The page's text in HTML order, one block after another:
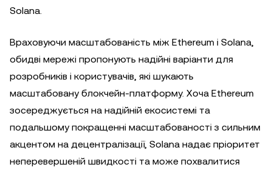
Solana.
Враховуючи масштабованість між Ethereum і Solana,
обидві мережі пропонують надійні варіанти для
розробників і користувачів, які шукають
масштабовану блокчейн-платформу. Хоча Ethereum
зосереджується на надійній екосистемі та
подальшому покращенні масштабованості з сильним
акцентом на децентралізації, Solana надає пріоритет
неперевершеній швидкості та може похвалитися